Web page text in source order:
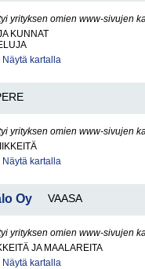
yrityksen omien www-sivujen
KUNNAT
Näytä kartalla
yrityksen omien www-sivujen
Näytä kartalla
Oy VAASA
yrityksen omien www-sivujen
JA MAALAREITA
Näytä kartalla